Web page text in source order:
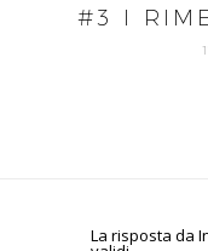
#3 I
La risposta da